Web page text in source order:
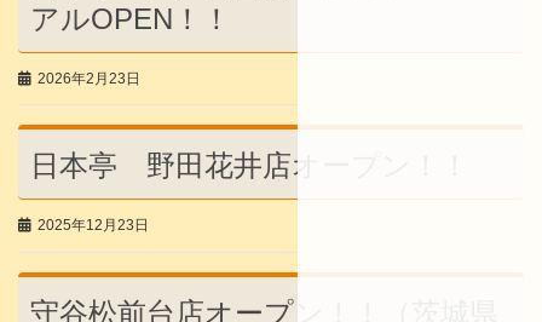
アルOPEN！！
2026年2月23日
日本亭 野田花井店オープン！！
2025年12月23日
守谷松前台店オープン！！（茨城県